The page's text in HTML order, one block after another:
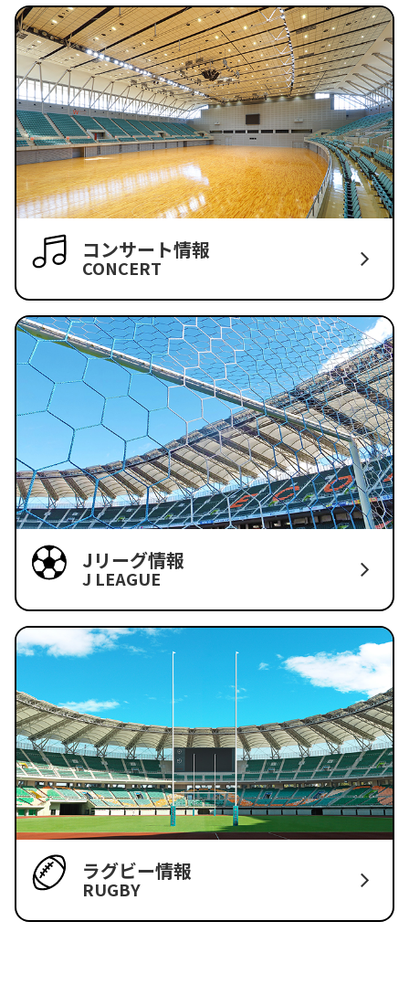
コンサート情報
CONCERT
Jリーグ情報
J LEAGUE
ラグビー情報
RUGBY